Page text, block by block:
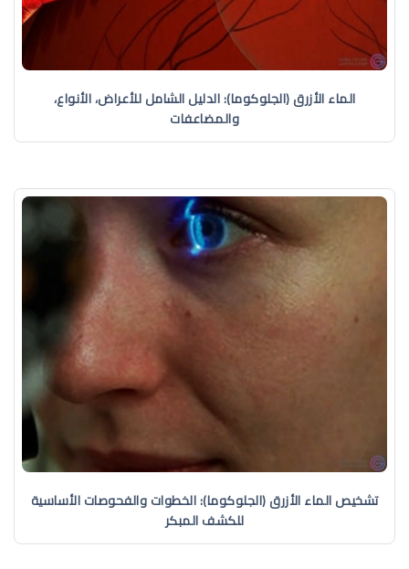
الماء الأزرق (الجلوكوما): الدليل الشامل للأعراض، الأنواع،
والمضاعفات
تشخيص الماء الأزرق (الجلوكوما): الخطوات والفحوصات الأساسية
للكشف المبكر